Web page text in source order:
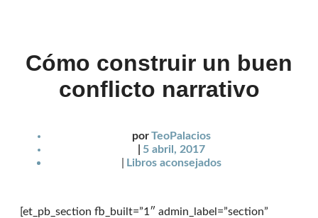
Cómo construir un buen
conflicto narrativo
porTeoPalacios
5 abril, 2017
Libros aconsejados
[et_pb_section fb_built=”1″ admin_label=”section”